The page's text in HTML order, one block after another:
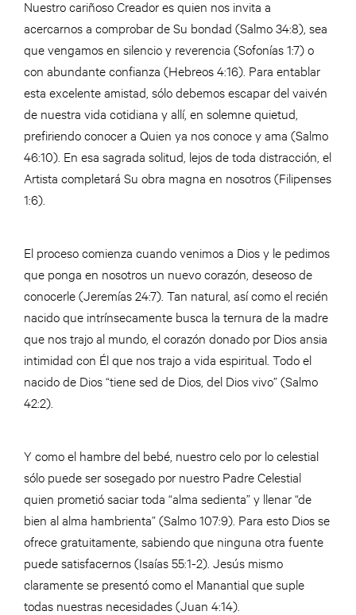
Nuestro cariñoso Creador es quien nos invita a
acercarnos a comprobar de Su bondad (Salmo 34:8), sea
que vengamos en silencio y reverencia (Sofonías 1:7) o
con abundante confianza (Hebreos 4:16). Para entablar
esta excelente amistad, sólo debemos escapar del vaivén
de nuestra vida cotidiana y allí, en solemne quietud,
prefiriendo conocer a Quien ya nos conoce y ama (Salmo
46:10). En esa sagrada solitud, lejos de toda distracción, el
Artista completará Su obra magna en nosotros (Filipenses
1:6).
El proceso comienza cuando venimos a Dios y le pedimos
que ponga en nosotros un nuevo corazón, deseoso de
conocerle (Jeremías 24:7). Tan natural, así como el recién
nacido que intrínsecamente busca la ternura de la madre
que nos trajo al mundo, el corazón donado por Dios ansia
intimidad con Él que nos trajo a vida espiritual. Todo el
nacido de Dios “tiene sed de Dios, del Dios vivo” (Salmo
42:2).
Y como el hambre del bebé, nuestro celo por lo celestial
sólo puede ser sosegado por nuestro Padre Celestial
quien prometió saciar toda “alma sedienta” y llenar “de
bien al alma hambrienta” (Salmo 107:9). Para esto Dios se
ofrece gratuitamente, sabiendo que ninguna otra fuente
puede satisfacernos (Isaías 55:1-2). Jesús mismo
claramente se presentó como el Manantial que suple
todas nuestras necesidades (Juan 4:14).